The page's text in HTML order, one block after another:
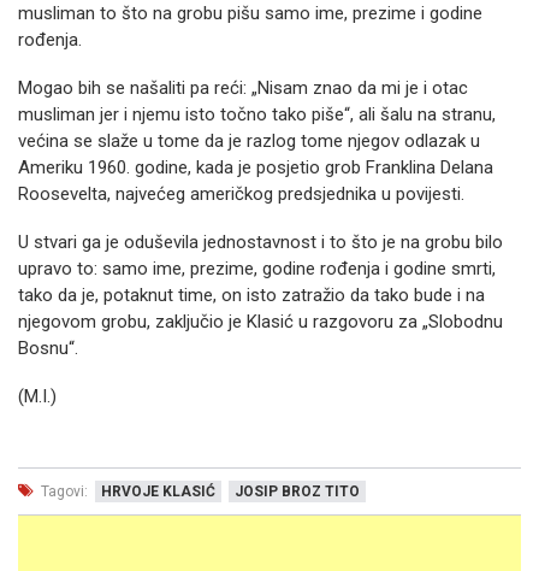
musliman to što na grobu pišu samo ime, prezime i godine
rođenja.
Mogao bih se našaliti pa reći: „Nisam znao da mi je i otac
musliman jer i njemu isto točno tako piše“, ali šalu na stranu,
većina se slaže u tome da je razlog tome njegov odlazak u
Ameriku 1960. godine, kada je posjetio grob Franklina Delana
Roosevelta, najvećeg američkog predsjednika u povijesti.
U stvari ga je oduševila jednostavnost i to što je na grobu bilo
upravo to: samo ime, prezime, godine rođenja i godine smrti,
tako da je, potaknut time, on isto zatražio da tako bude i na
njegovom grobu, zaključio je Klasić u razgovoru za „Slobodnu
Bosnu“.
(M.I.)
Tagovi: HRVOJE KLASIĆ JOSIP BROZ TITO